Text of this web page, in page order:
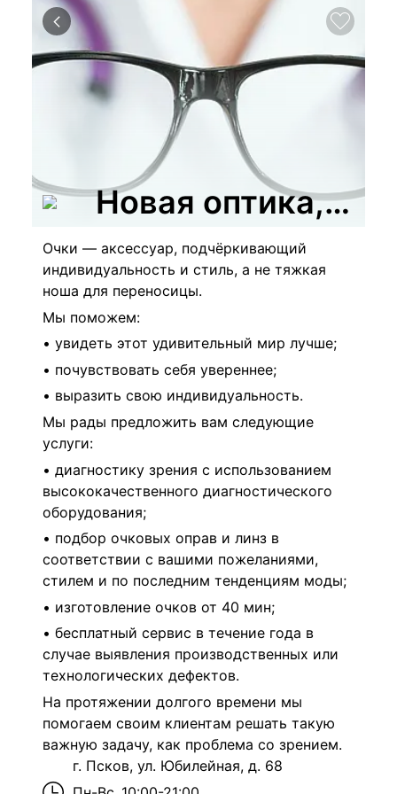
Новая оптика, ИП
Очки — аксессуар, подчёркивающий
индивидуальность и стиль, а не тяжкая
ноша для переносицы.
Мы поможем:
• увидеть этот удивительный мир лучше;
• почувствовать себя увереннее;
• выразить свою индивидуальность.
Мы рады предложить вам следующие
услуги:
• диагностику зрения с использованием
высококачественного диагностического
оборудования;
• подбор очковых оправ и линз в
соответствии с вашими пожеланиями,
стилем и по последним тенденциям моды;
• изготовление очков от 40 мин;
• бесплатный сервис в течение года в
случае выявления производственных или
технологических дефектов.
На протяжении долгого времени мы
помогаем своим клиентам решать такую
важную задачу, как проблема со зрением.
г. Псков, ул. Юбилейная, д. 68